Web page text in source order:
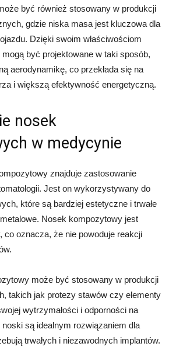
być również stosowany w produkcji
gdzie niska masa jest kluczowa dla
Dzięki swoim właściwościom
być projektowane w taki sposób,
aerodynamikę, co przekłada się na
i większą efektywność energetyczną.
nosek
w medycynie
znajduje zastosowanie
Jest on wykorzystywany do
które są bardziej estetyczne i trwałe
Nosek kompozytowy jest
co oznacza, że nie powoduje reakcji
może być stosowany w produkcji
takich jak protezy stawów czy elementy
wytrzymałości i odporności na
są idealnym rozwiązaniem dla
trwałych i niezawodnych implantów.